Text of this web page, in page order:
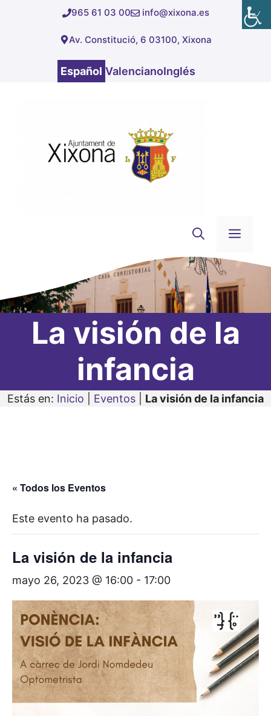
965 61 03 00 info@xixona.es
Av. Constitució, 6 03100, Xixona
Español ValencianoInglés
La visión de la
infancia
Estás en: Inicio Eventos La visión de la infancia
« Todos los Eventos
Este evento ha pasado.
La visión de la infancia
mayo 26, 2023 @ 16:00 - 17:00